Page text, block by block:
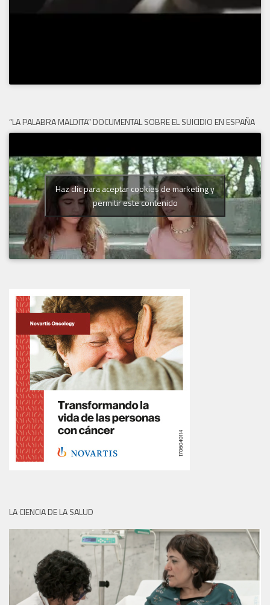
“LA PALABRA MALDITA” DOCUMENTAL SOBRE EL SUICIDIO EN ESPAÑA
Haz clic para aceptar cookies de marketing y
permitir este contenido
LA CIENCIA DE LA SALUD